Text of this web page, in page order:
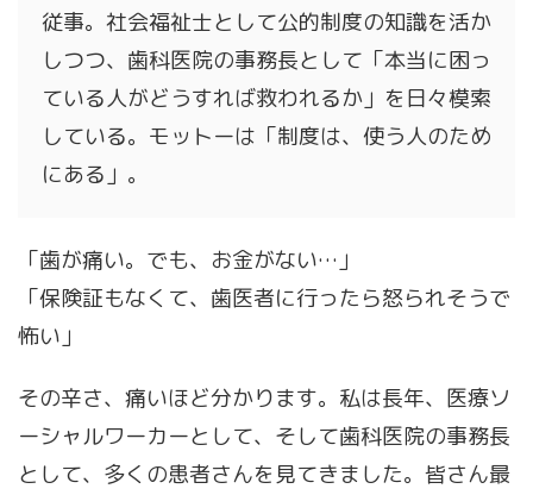
従事。社会福祉士として公的制度の知識を活か
しつつ、歯科医院の事務長として「本当に困っ
ている人がどうすれば救われるか」を日々模索
している。モットーは「制度は、使う人のため
にある」。
「歯が痛い。でも、お金がない…」
「保険証もなくて、歯医者に行ったら怒られそうで
怖い」
その辛さ、痛いほど分かります。私は長年、医療ソ
ーシャルワーカーとして、そして歯科医院の事務長
として、多くの患者さんを見てきました。皆さん最